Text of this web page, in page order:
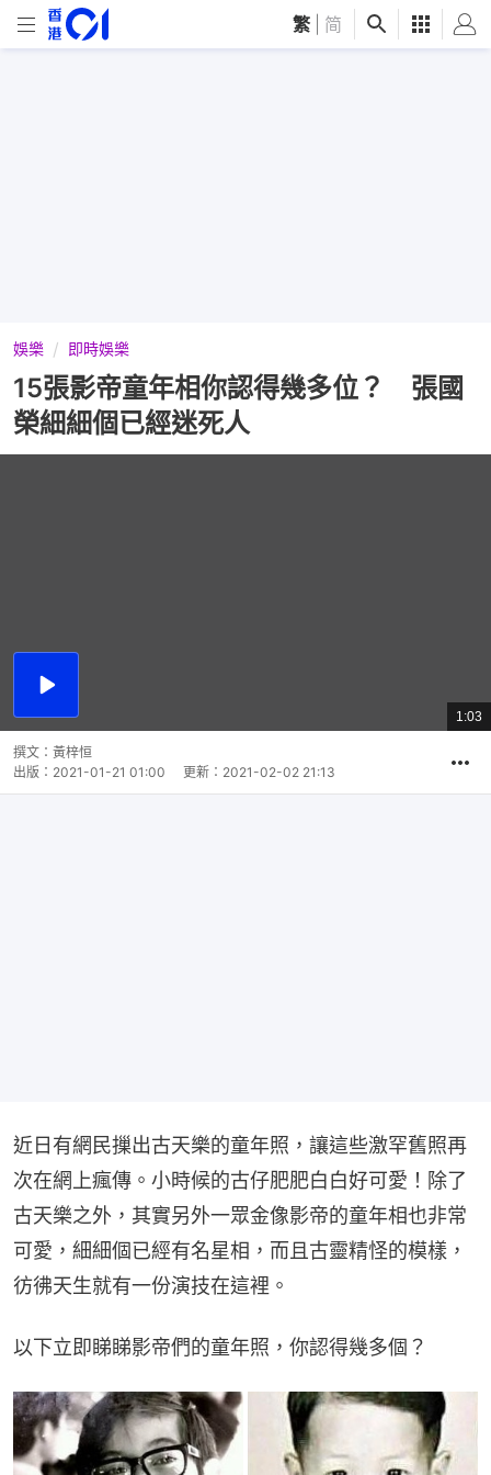
繁 简
娛樂 即時娛樂
15張影帝童年相你認得幾多位？ 張國
榮細細個已經迷死人
播
總
共
1:03
撰文： 黃梓恒
出版： 2021-01-21 01:00 更新： 2021-02-02 21:13
近日有網民摷出古天樂的童年照，讓這些激罕舊照再
次在網上瘋傳。小時候的古仔肥肥白白好可愛！除了
古天樂之外，其實另外一眾金像影帝的童年相也非常
可愛，細細個已經有名星相，而且古靈精怪的模樣，
彷彿天生就有一份演技在這裡。
以下立即睇睇影帝們的童年照，你認得幾多個？